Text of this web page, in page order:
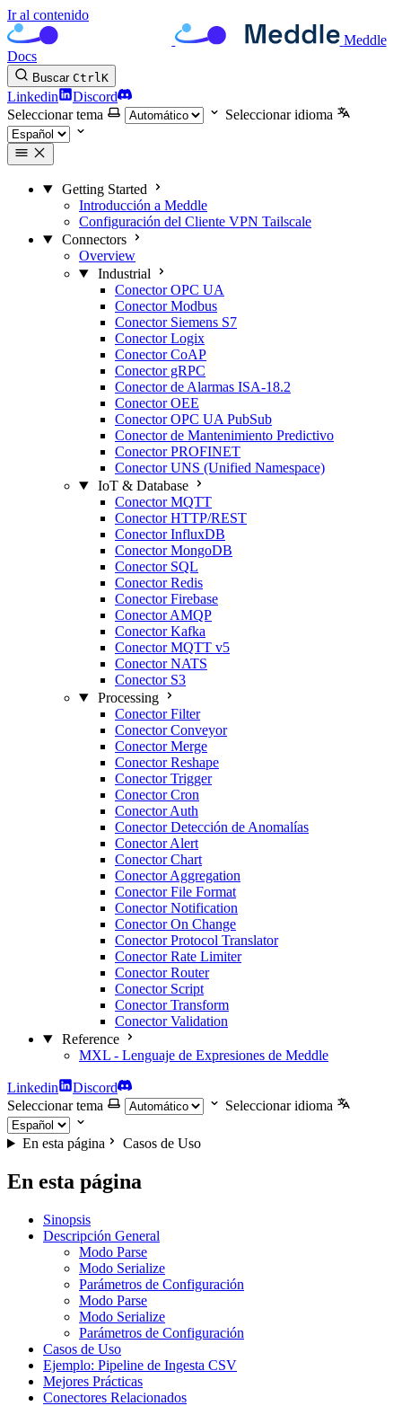
Ir al contenido
Meddle
Docs
Buscar CtrlK
Linkedin
Discord
Seleccionar tema
Seleccionar idioma
Getting Started
Introducción a Meddle
Configuración del Cliente VPN Tailscale
Connectors
Overview
Industrial
Conector OPC UA
Conector Modbus
Conector Siemens S7
Conector Logix
Conector CoAP
Conector gRPC
Conector de Alarmas ISA-18.2
Conector OEE
Conector OPC UA PubSub
Conector de Mantenimiento Predictivo
Conector PROFINET
Conector UNS (Unified Namespace)
IoT & Database
Conector MQTT
Conector HTTP/REST
Conector InfluxDB
Conector MongoDB
Conector SQL
Conector Redis
Conector Firebase
Conector AMQP
Conector Kafka
Conector MQTT v5
Conector NATS
Conector S3
Processing
Conector Filter
Conector Conveyor
Conector Merge
Conector Reshape
Conector Trigger
Conector Cron
Conector Auth
Conector Detección de Anomalías
Conector Alert
Conector Chart
Conector Aggregation
Conector File Format
Conector Notification
Conector On Change
Conector Protocol Translator
Conector Rate Limiter
Conector Router
Conector Script
Conector Transform
Conector Validation
Reference
MXL - Lenguaje de Expresiones de Meddle
Linkedin
Discord
Seleccionar tema
Seleccionar idioma
En esta página Casos de Uso
En esta página
Sinopsis
Descripción General
Modo Parse
Modo Serialize
Parámetros de Configuración
Modo Parse
Modo Serialize
Parámetros de Configuración
Casos de Uso
Ejemplo: Pipeline de Ingesta CSV
Mejores Prácticas
Conectores Relacionados